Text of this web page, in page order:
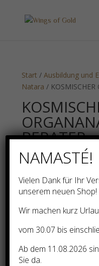
Start /Ausbildung und
Natara / KOSMISCHER
BERATER
Einzelnes Ergebnis wird
NAMASTÉ!
Vielen Dank für Ihr
unserem neuen Shop!
Wir machen kurz
vom 30.07 bis
Ab dem 11.08.2026
Sie da.